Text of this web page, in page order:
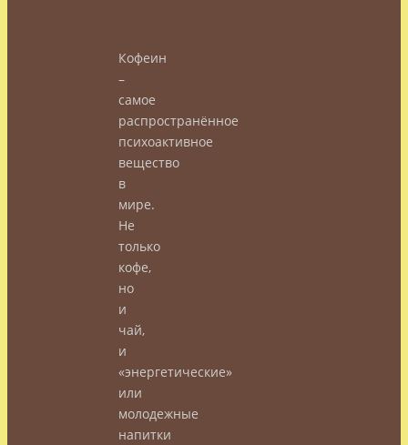
Кофеин
–
cамое
распространённое
психоактивное
вещество
в
мире.
Не
только
кофе,
но
и
чай,
и
«энергетические»
или
молодежные
напитки